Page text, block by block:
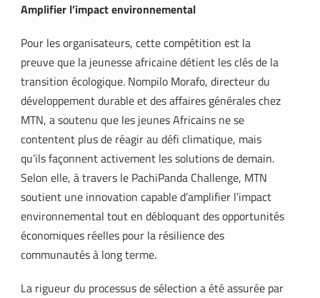
Amplifier l’impact environnemental
Pour les organisateurs, cette compétition est la
preuve que la jeunesse africaine détient les clés de la
transition écologique. Nompilo Morafo, directeur du
développement durable et des affaires générales chez
MTN, a soutenu que les jeunes Africains ne se
contentent plus de réagir au défi climatique, mais
qu’ils façonnent activement les solutions de demain.
Selon elle, à travers le PachiPanda Challenge, MTN
soutient une innovation capable d’amplifier l’impact
environnemental tout en débloquant des opportunités
économiques réelles pour la résilience des
communautés à long terme.
La rigueur du processus de sélection a été assurée par
FINTECH
TECH AFRIQUE